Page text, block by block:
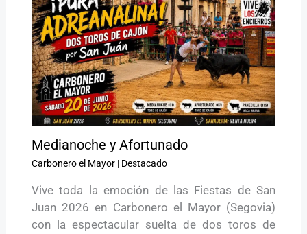
Medianoche y Afortunado
Carbonero el Mayor| Destacado
Vive toda la emoción de las Fiestas de San
Juan 2026 en Carbonero el Mayor (Segovia)
con la espectacular suelta de dos toros de